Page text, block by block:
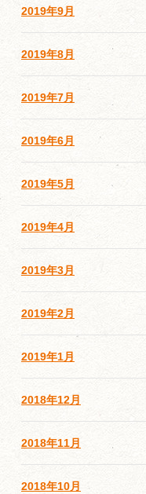
2019年9月
2019年8月
2019年7月
2019年6月
2019年5月
2019年4月
2019年3月
2019年2月
2019年1月
2018年12月
2018年11月
2018年10月